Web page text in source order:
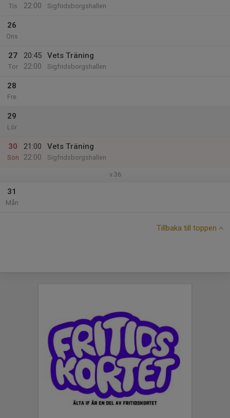
Tis
22:00
Sigfridsborgshallen
26
Ons
27
Tor
20:45
22:00
Vets Träning
Sigfridsborgshallen
28
Fre
29
Lör
30
Sön
21:00
22:00
Vets Träning
Sigfridsborgshallen
v.36
31
Mån
Tillbaka till toppen